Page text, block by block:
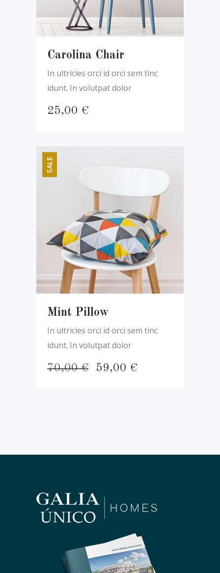
Carolina Chair
In ultricies orci id orci sem tinc
idunt. In volutpat dolor
25,00 €
SALE
Mint Pillow
In ultricies orci id orci sem tinc
idunt. In volutpat dolor
70,00€
El
59,00 €El